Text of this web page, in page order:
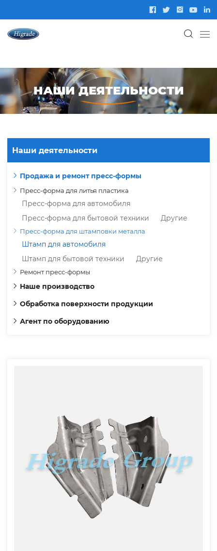
НАШИ ДЕЯТЕЛЬНОСТИ
Наши деятельности
Продажа и ремонт пресс-формы
Пресс-форма для литья пластика
Пресс-форма для автомобиля
Пресс-форма для бытовой техники
Другие
Пресс-форма для штамповки металла
Штамп для автомобиля
Штамп для бытовой техники
Другие
Ремонт пресс-формы
Наше производство
Обработка поверхности продукции
Агент по оборудованию